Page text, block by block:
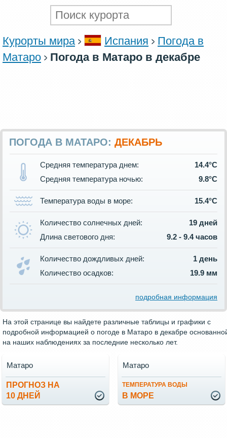
Курорты мира Испания
Погода в
Матаро
Погода в Матаро в декабре
ПОГОДА В МАТАРО: ДЕКАБРЬ
Средняя температура днем:
14.4°C
Средняя температура ночью:
9.8°C
Температура воды в море: 15.4°C
Количество солнечных дней:
19 дней
Длина светового дня:
9.2 - 9.4 часов
Количество дождливых дней:
1 день
Количество осадков:
19.9 мм
подробная информация
На этой странице вы найдете различные таблицы и графики с
подробной информацией о погоде в Матаро в декабре
на наших наблюдениях за последние несколько лет.
ПРОГНОЗ НА
10 ДНЕЙ
Матаро
ТЕМПЕРАТУРА ВОДЫ
В МОРЕ
Матаро